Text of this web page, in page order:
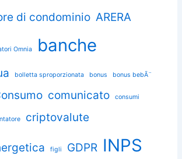
di condominio ARERA
Omnia banche
bolletta sproporzionata bonus bonus bebÃ¨
comunicato consumi
criptovalute
figli GDPR INPS